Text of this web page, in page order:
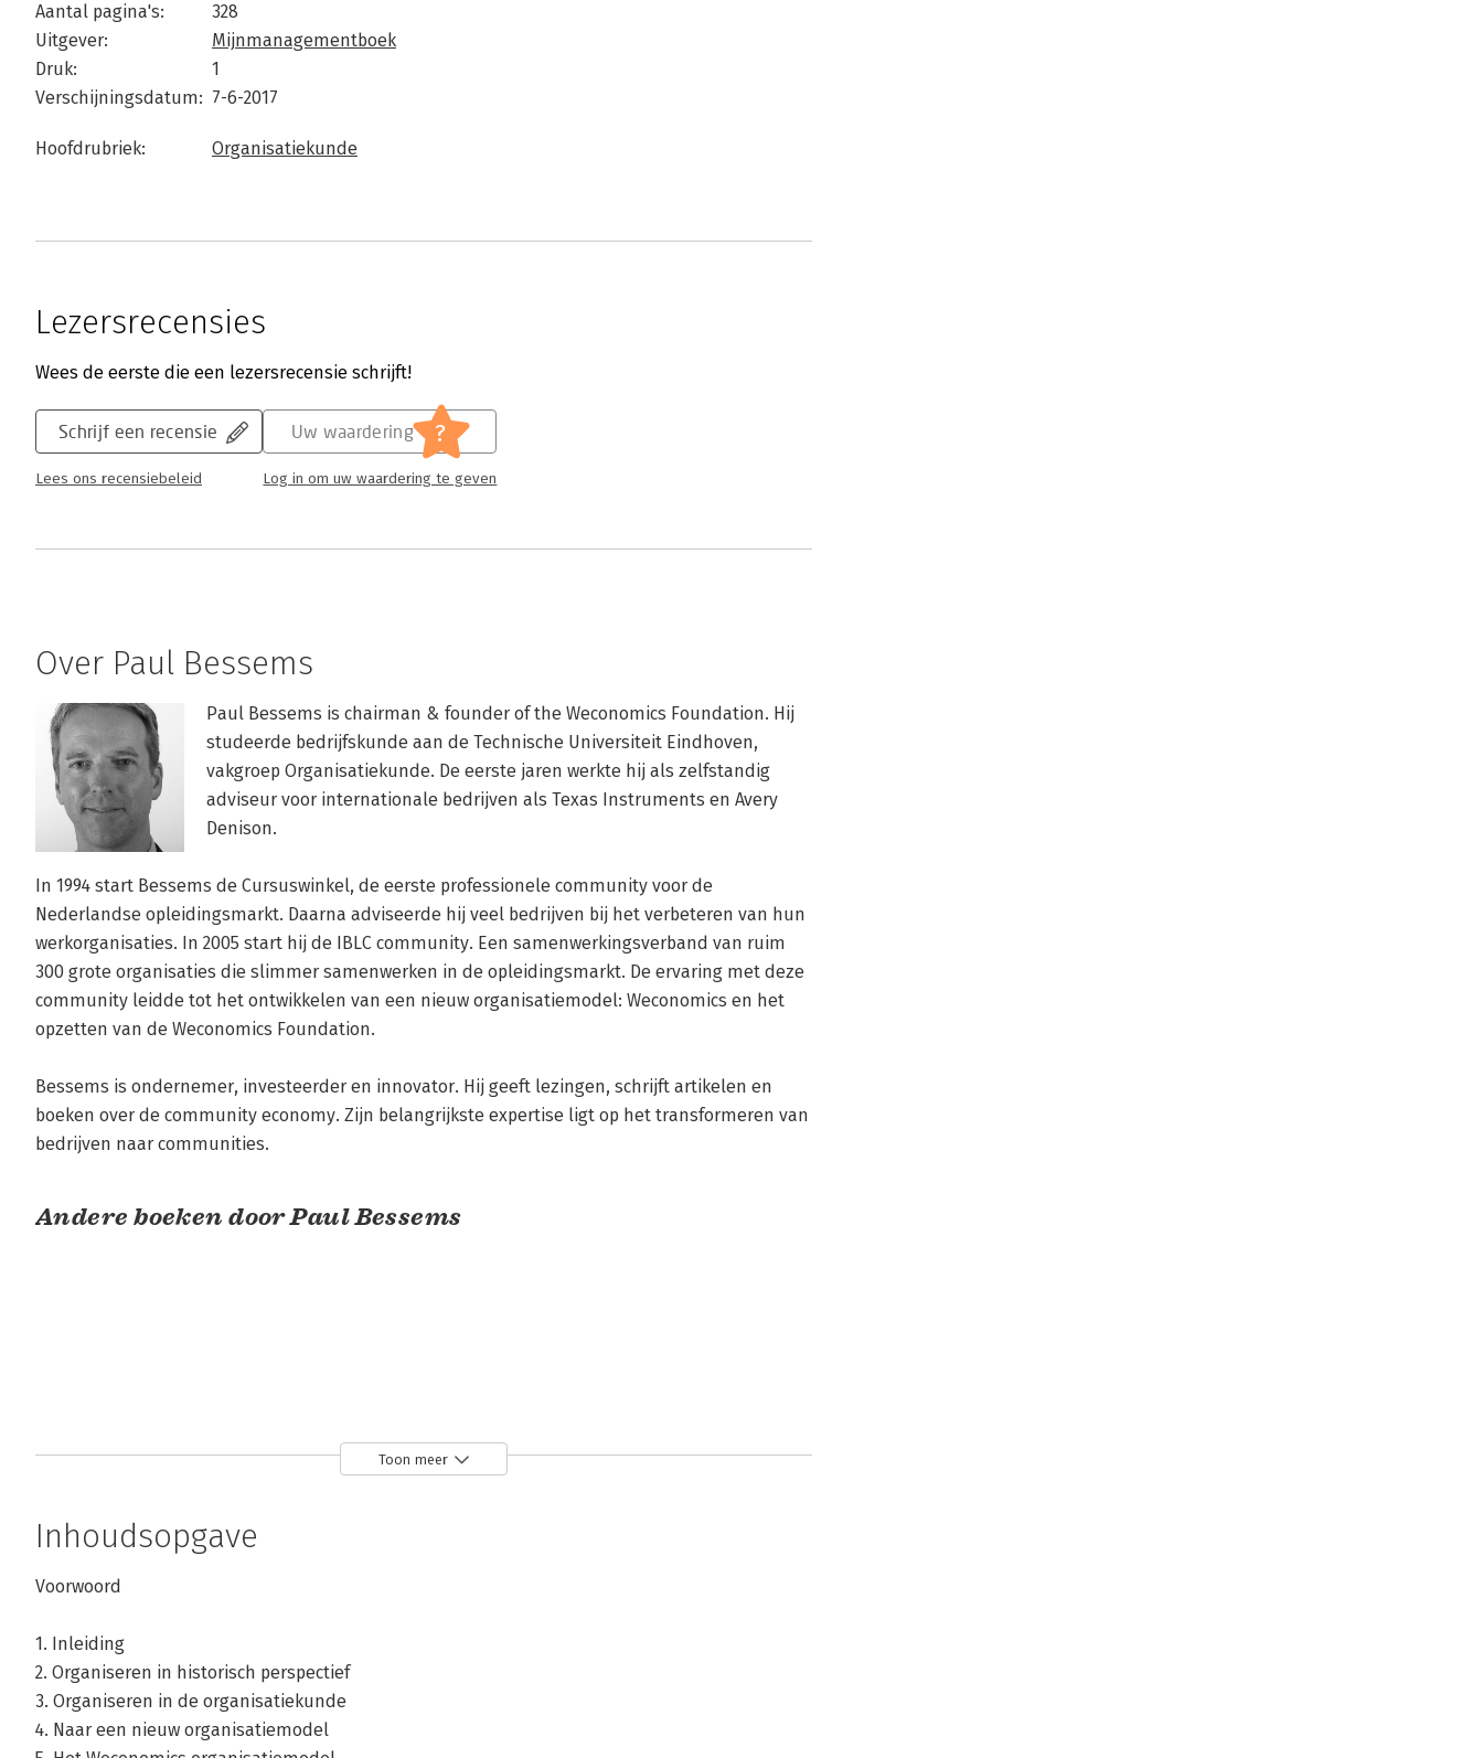
Aantal pagina's:
328
Uitgever:
Mijnmanagementboek
Druk:
1
Verschijningsdatum: 7-6-2017
Hoofdrubriek: Organisatiekunde
Lezersrecensies
Wees de eerste die een lezersrecensie schrijft!
Schrijf een recensie
Lees ons recensiebeleid
Uw waardering ?
Log in om uw waardering te geven
Over Paul Bessems
Paul Bessems is chairman & founder of the Weconomics Foundation. Hij
studeerde bedrijfskunde aan de Technische Universiteit Eindhoven,
vakgroep Organisatiekunde. De eerste jaren werkte hij als zelfstandig
adviseur voor internationale bedrijven als Texas Instruments en Avery
Denison.
In 1994 start Bessems de Cursuswinkel, de eerste professionele community voor de
Nederlandse opleidingsmarkt. Daarna adviseerde hij veel bedrijven bij het verbeteren van hun
werkorganisaties. In 2005 start hij de IBLC community. Een samenwerkingsverband van ruim
300 grote organisaties die slimmer samenwerken in de opleidingsmarkt. De ervaring met deze
community leidde tot het ontwikkelen van een nieuw organisatiemodel: Weconomics en het
opzetten van de Weconomics Foundation.
Bessems is ondernemer, investeerder en innovator. Hij geeft lezingen, schrijft artikelen en
boeken over de community economy. Zijn belangrijkste expertise ligt op het transformeren van
bedrijven naar communities.
Andere boeken door Paul Bessems
Lopende
Band
Organiseren
voor
Toon meer
Inhoudsopgave
Voorwoord
1. Inleiding
2. Organiseren in historisch perspectief
3. Organiseren in de organisatiekunde
4. Naar een nieuw organisatiemodel